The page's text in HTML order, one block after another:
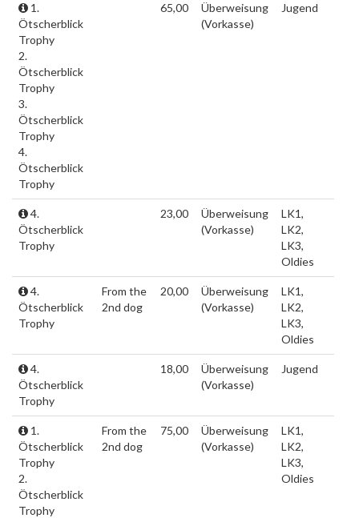
1.
Ötscherblick
Trophy
2.
Ötscherblick
Trophy
3.
Ötscherblick
Trophy
4.
Ötscherblick
Trophy
65,00
Überweisung
(Vorkasse)
Jugend
4.
Ötscherblick
Trophy
23,00
Überweisung
(Vorkasse)
LK1,
LK2,
LK3,
Oldies
4.
Ötscherblick
Trophy
From the
2nd dog
20,00
Überweisung
(Vorkasse)
LK1,
LK2,
LK3,
Oldies
4.
Ötscherblick
Trophy
18,00
Überweisung
(Vorkasse)
Jugend
1.
Ötscherblick
Trophy
2.
Ötscherblick
Trophy
From the
2nd dog
75,00
Überweisung
(Vorkasse)
LK1,
LK2,
LK3,
Oldies